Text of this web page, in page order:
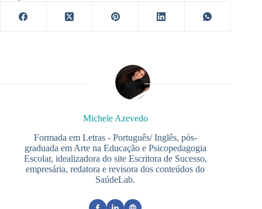
Michele Azevedo
Formada em Letras - Português/ Inglês, pós-
graduada em Arte na Educação e Psicopedagogia
Escolar, idealizadora do site Escritora de Sucesso,
empresária, redatora e revisora dos conteúdos do
SaúdeLab.